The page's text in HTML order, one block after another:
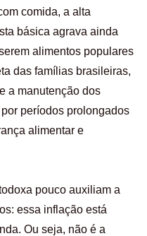
comida, a alta
básica agrava ainda
alimentos populares
das famílias brasileiras,
a manutenção dos
períodos prolongados
alimentar e
pouco auxiliam a
essa inflação está
Ou seja, não é a